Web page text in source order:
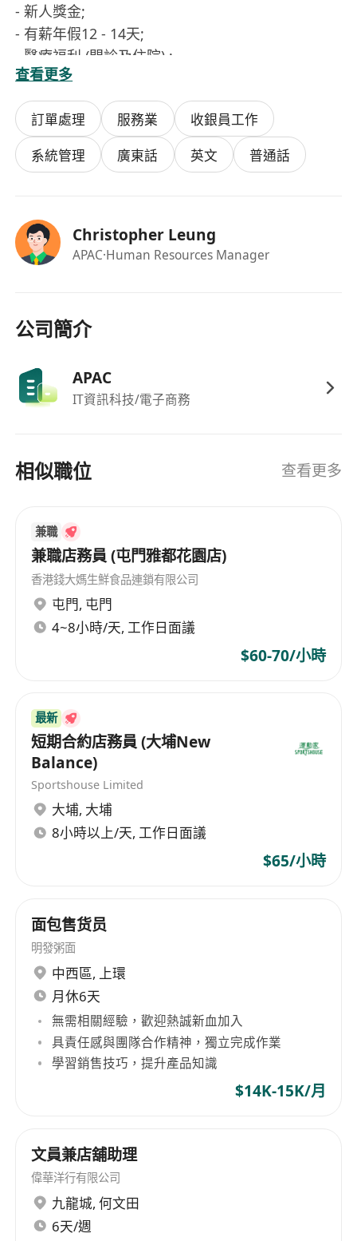
- 新人獎金;
- 有薪年假12 - 14天;
- 醫療福利 (門診及住院) ;
- 良好在職培訓 (電腦產品知識培訓) 及晉升機會;
- 工作地點: 荃灣;
- 每週工作6天，輪休，每天工作 8 - 9 小時;
- 每月收入可達HK$15,000 – HK$18,000 (視乎經驗
而定)
查看更多
訂單處理 服務業
收銀員工作
系統管理
廣東話 英文 普通話
Christopher Leung
APAC·Human Resources Manager
公司簡介
APAC
IT資訊科技/電子商務
相似職位 查看更多
兼職
兼職店務員 (屯門雅都花園店)
香港錢大媽生鮮食品連鎖有限公司
屯門, 屯門
4~8小時/天, 工作日面議
$60-70/小時
最新
短期合約店務員 (大埔New
Balance)
Sportshouse Limited
大埔, 大埔
8小時以上/天, 工作日面議
$65/小時
面包售货员
明發粥面
中西區, 上環
月休6天
無需相關經驗，歡迎熱誠新血加入
具責任感與團隊合作精神，獨立完成作業
學習銷售技巧，提升產品知識
$14K-15K/月
文員兼店舖助理
偉華洋行有限公司
九龍城, 何文田
6天/週